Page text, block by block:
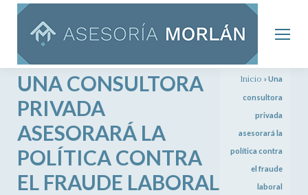
UNA CONSULTORA
PRIVADA
ASESORARÁ LA
POLÍTICA CONTRA
EL FRAUDE LABORAL
Inicio »Una
consultora
privada
asesorará la
política contra
el fraude
laboral